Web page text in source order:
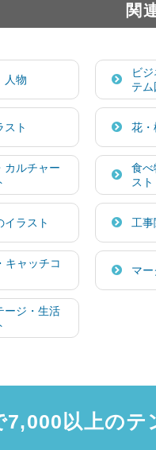
関
物
ビ
テム
スト 花・
カルチャー
食べ
スト
イラスト 工事
キャッチコ
マ
ージ・生活
7,000以上のテ